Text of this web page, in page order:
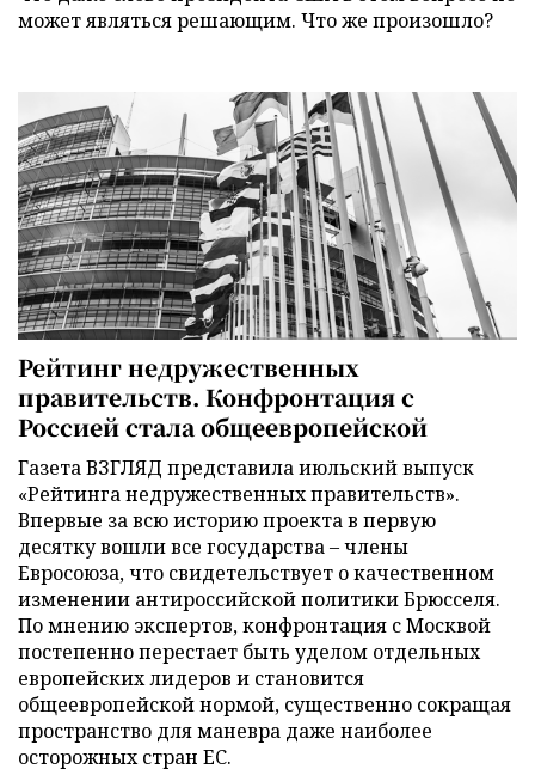
может являться решающим. Что же произошло?
Рейтинг недружественных
правительств. Конфронтация с
Россией стала общеевропейской
Газета ВЗГЛЯД представила июльский выпуск
«Рейтинга недружественных правительств».
Впервые за всю историю проекта в первую
десятку вошли все государства – члены
Евросоюза, что свидетельствует о качественном
изменении антироссийской политики Брюсселя.
По мнению экспертов, конфронтация с Москвой
постепенно перестает быть уделом отдельных
европейских лидеров и становится
общеевропейской нормой, существенно сокращая
пространство для маневра даже наиболее
осторожных стран ЕС.